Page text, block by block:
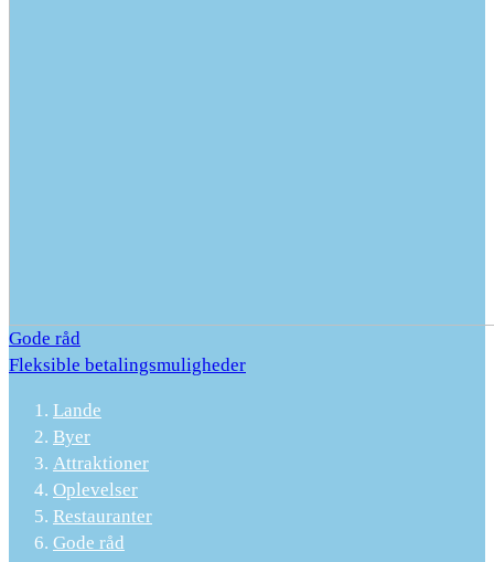
Gode råd
Fleksible betalingsmuligheder
Lande
Byer
Attraktioner
Oplevelser
Restauranter
Gode råd